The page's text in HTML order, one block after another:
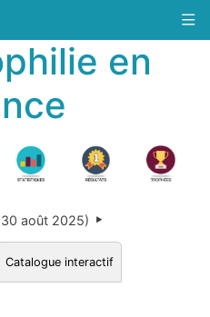
en
30 août 2025)
Catalogue interactif